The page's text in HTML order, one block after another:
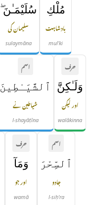
مُلْكِ
بادشاہت
mul'ki
سُلَيْمَـٰنَ ۖ
سلیمان کی
sulaymāna
حرف
وَلَـٰكِنَّ
اور لیکن
walākinna
اسم
ٱلشَّيَـٰطِينَ
شیاطین نے
l-shayāṭīna
اسم
ٱلسِّحْرَ
جادو
l-siḥ'ra
حرف
وَمَآ
اور جو
wamā